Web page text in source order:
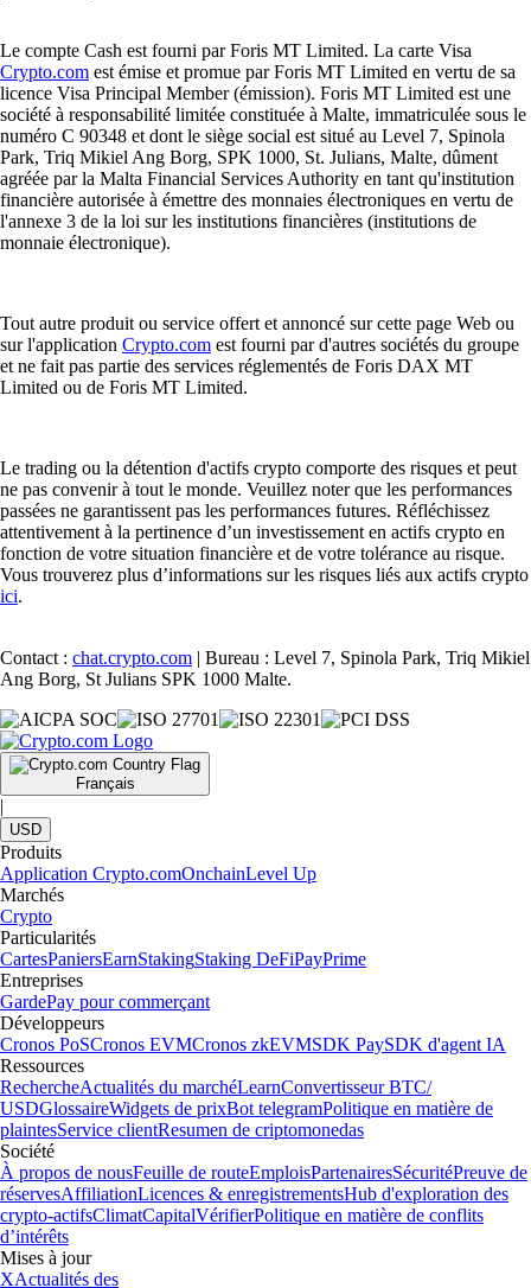
Le compte Cash est fourni par Foris MT Limited. La carte Visa
Crypto.com est émise et promue par Foris MT Limited en vertu de sa
licence Visa Principal Member (émission). Foris MT Limited est une
société à responsabilité limitée constituée à Malte, immatriculée sous le
numéro C 90348 et dont le siège social est situé au Level 7, Spinola
Park, Triq Mikiel Ang Borg, SPK 1000, St. Julians, Malte, dûment
agréée par la Malta Financial Services Authority en tant qu'institution
financière autorisée à émettre des monnaies électroniques en vertu de
l'annexe 3 de la loi sur les institutions financières (institutions de
monnaie électronique).
Tout autre produit ou service offert et annoncé sur cette page Web ou
sur l'application Crypto.com est fourni par d'autres sociétés du groupe
et ne fait pas partie des services réglementés de Foris DAX MT
Limited ou de Foris MT Limited.
Le trading ou la détention d'actifs crypto comporte des risques et peut
ne pas convenir à tout le monde. Veuillez noter que les performances
passées ne garantissent pas les performances futures. Réfléchissez
attentivement à la pertinence d’un investissement en actifs crypto en
fonction de votre situation financière et de votre tolérance au risque.
Vous trouverez plus d’informations sur les risques liés aux actifs crypto
ici.
Contact : chat.crypto.com | Bureau : Level 7, Spinola Park, Triq Mikiel
Ang Borg, St Julians SPK 1000 Malte.
Français
|
USD
Produits
Application Crypto.comOnchainLevel Up
Marchés
Crypto
Particularités
CartesPaniersEarnStakingStaking DeFiPayPrime
Entreprises
GardePay pour commerçant
Développeurs
Cronos PoSCronos EVMCronos zkEVMSDK PaySDK d'agent IA
Ressources
RechercheActualités du marchéLearnConvertisseur BTC/
USDGlossaireWidgets de prixBot telegramPolitique en matière de
plaintesService clientResumen de criptomonedas
Société
À propos de nousFeuille de routeEmploisPartenairesSécuritéPreuve de
réservesAffiliationLicences & enregistrementsHub d'exploration des
crypto-actifsClimatCapitalVérifierPolitique en matière de conflits
d’intérêts
Mises à jour
XActualités des